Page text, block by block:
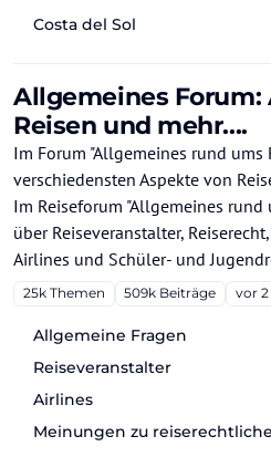
Costa del Sol
Allgemeines Forum:
Reisen und mehr....
Im Forum "Allgemeines rund ums
verschiedensten Aspekte von
Im Reiseforum "Allgemeines
über Reiseveranstalter,
Airlines und Schüler- und
25k Themen 509k Beiträge vor
Allgemeine Fragen
Reiseveranstalter
Airlines
Meinungen zu